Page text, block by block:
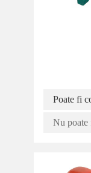
Poate fi
Nu poate